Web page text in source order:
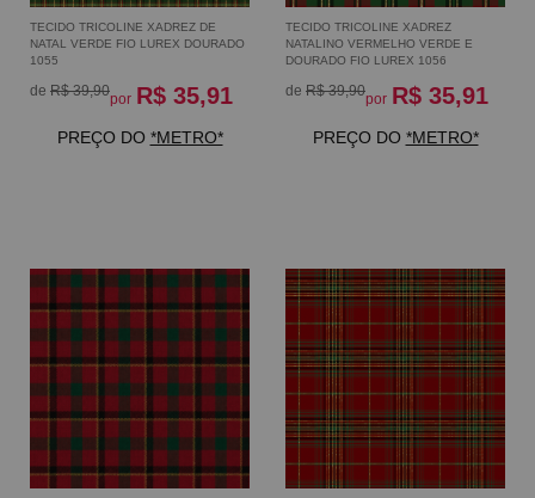
TECIDO TRICOLINE XADREZ DE
NATAL VERDE FIO LUREX DOURADO
1055
de R$ 39,90por R$ 35,91
PREÇO DO *METRO*
TECIDO TRICOLINE XADREZ
NATALINO VERMELHO VERDE E
DOURADO FIO LUREX 1056
de R$ 39,90por R$ 35,91
PREÇO DO *METRO*